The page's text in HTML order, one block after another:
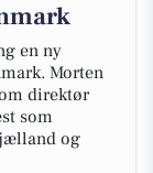
en ny
Morten
direktør
som
og